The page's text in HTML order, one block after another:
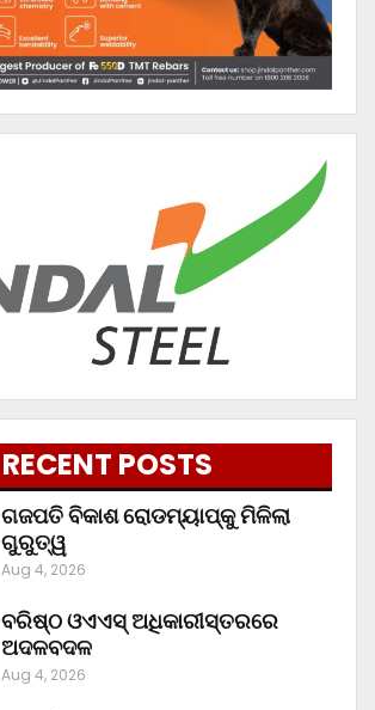
RECENT POSTS
ଗଜପତି ବିକାଶ ରୋଡମ୍ୟାପ୍‌କୁ ମିଳିଲା
ଗୁରୁତ୍ୱ
Aug 4, 2026
ବରିଷ୍ଠ ଓଏଏସ୍‌ ଅଧିକାରୀସ୍ତରରେ
ଅଦଳବଦଳ
Aug 4, 2026